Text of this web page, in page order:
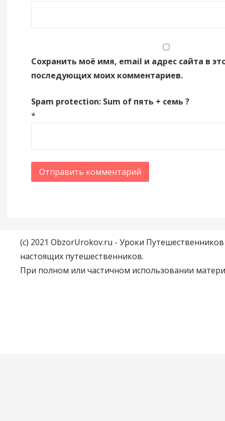
Сохранить моё имя, email и адрес сайта в
последующих моих комментариев.
Spam protection: Sum of пять + семь ?
*
(c) 2021 ObzorUrokov.ru - Уроки
настоящих путешественников.
При полном или частичном использовании